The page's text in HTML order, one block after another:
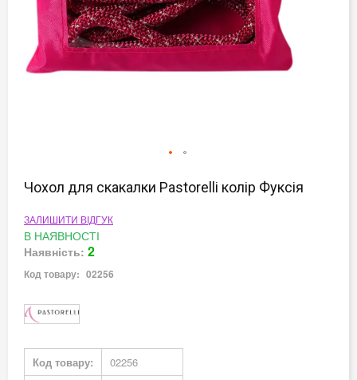
до
зображень
Чохол для скакалки Pastorelli колір Фуксія
ЗАЛИШИТИ ВІДГУК
В НАЯВНОСТІ
Наявність: 2
Код товару: 02256
Докладніше
Код товару:
02256